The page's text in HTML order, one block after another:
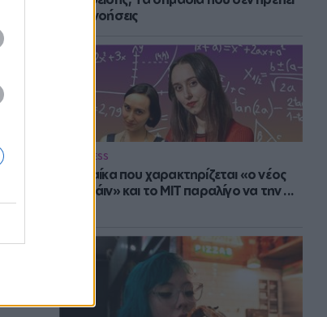
να αγνοήσεις
WELLNESS
Η γυναίκα που χαρακτηρίζεται «ο νέος
Αϊνστάιν» και το MIT παραλίγο να την ...